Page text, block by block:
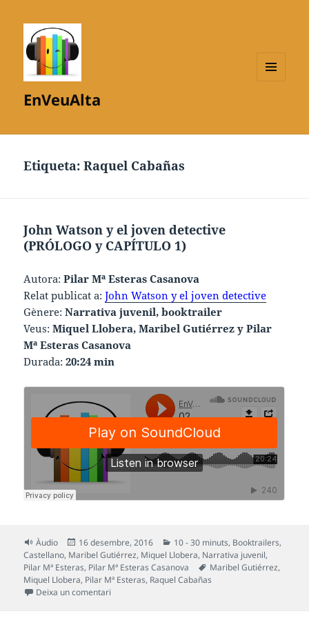
EnVeuAlta
Etiqueta:Raquel Cabañas
John Watson y el joven detective
(PRÓLOGO y CAPÍTULO 1)
Autora:Pilar Mª Esteras Casanova
Relat publicat a:John Watson y el joven detective
Gènere:Narrativa juvenil, booktrailer
Veus:Miquel Llobera, Maribel Gutiérrez y Pilar
Mª Esteras Casanova
Durada:20:24 min
Format
Àudio
Publicat
el
16 desembre, 2016 Categories
10 - 30 minuts, Booktrailers,
Castellano, Maribel Gutiérrez, Miquel Llobera, Narrativa juvenil,
Pilar Mª Esteras, Pilar Mª Esteras Casanova Etiquetes
Maribel Gutiérrez,
Miquel Llobera, Pilar Mª Esteras, Raquel Cabañas
Deixa un comentari